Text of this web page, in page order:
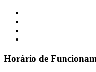
Horário de